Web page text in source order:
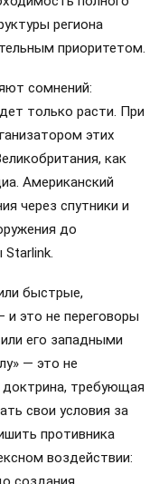
региона
приоритетом.
сомнений:
только расти. При
этих
как
Американский
через спутники и
до
Starlink.
быстрые,
это не переговоры
его западными
— это не
требующая
свои условия за
противника
воздействии: